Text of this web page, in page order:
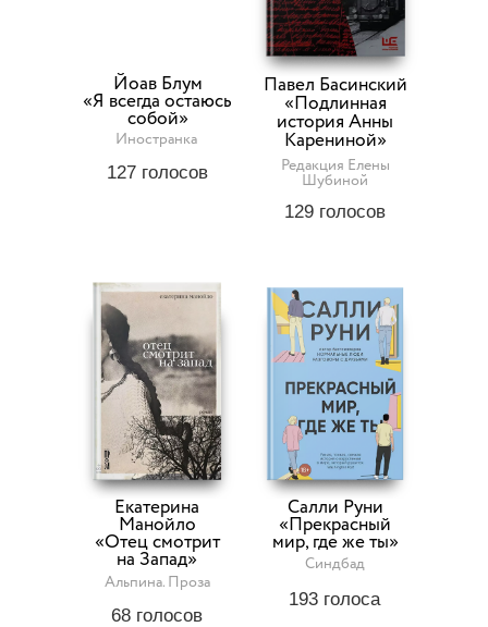
127 голосов
Йоав Блум
«Я всегда остаюсь
собой»
Иностранка
129 голосов
Павел Басинский
«Подлинная
история Анны
Карениной»
Редакция Елены
Шубиной
193 голоса
Салли Руни
«Прекрасный
мир, где же ты»
Синдбад
68 голосов
Екатерина
Манойло
«Отец смотрит
на Запад»
Альпина. Проза